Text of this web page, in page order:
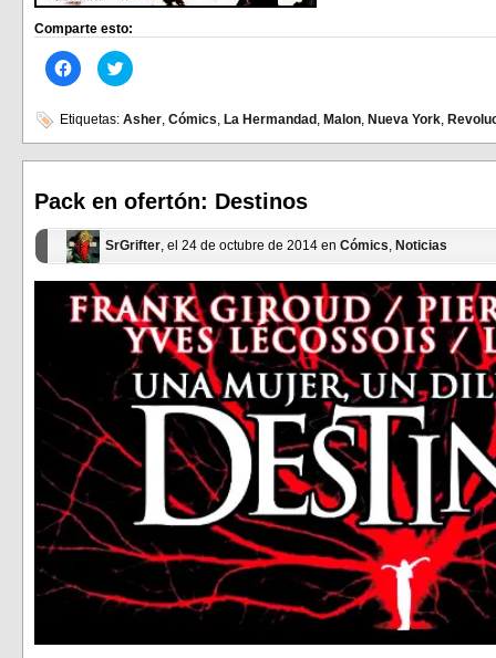
Comparte esto:
Haz
clic
en
Facebook
(Se
abre
ventana
nueva)
Haz
clic
en
Twitter
(Se
abre
ventana
nueva)
Etiquetas: Asher, Cómics, La Hermandad , Malon, Nueva York,
Pack en ofertón: Destinos
SrGrifter, el 24 de octubre de 2014 en Cómics, Noticias